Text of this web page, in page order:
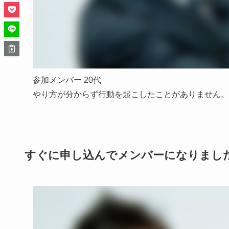
参加メンバー 20代
やり方が分からず行動を起こしたことがありません。
すぐに申し込んでメンバーになりまし